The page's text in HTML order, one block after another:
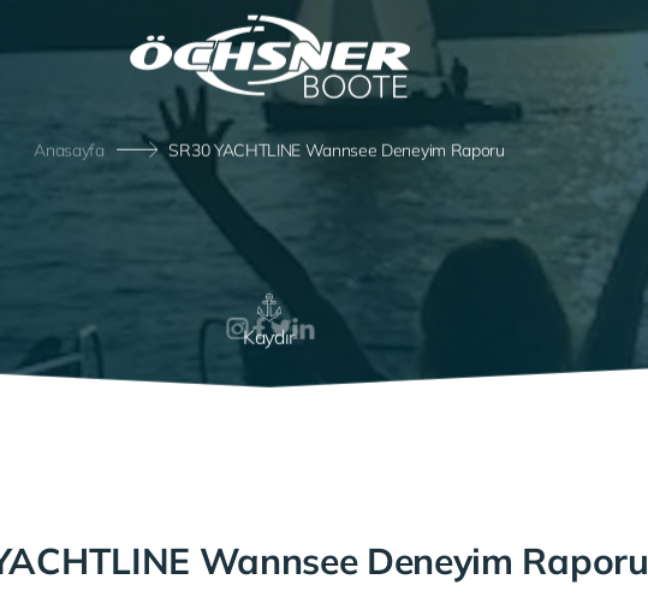
Anasayfa SR30 YACHTLINE Wannsee Deneyim Raporu
Kaydır
Wannsee Deneyim Raporu